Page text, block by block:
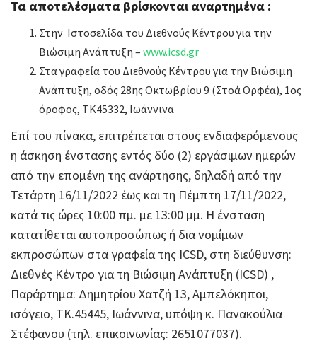
Τα αποτελέσματα βρίσκονται αναρτημένα :
Στην Ιστοσελίδα του Διεθνούς Κέντρου για την
Βιώσιμη Ανάπτυξη – www.icsd.gr
Στα γραφεία του Διεθνούς Κέντρου για την Βιώσιμη
Ανάπτυξη, οδός 28ης Οκτωβρίου 9 (Στοά Ορφέα), 1ος
όροφος, ΤΚ45332, Ιωάννινα
Επί του πίνακα, επιτρέπεται στους ενδιαφερόμενους
η άσκηση ένστασης εντός δύο (2) εργάσιμων ημερών
από την επομένη της ανάρτησης, δηλαδή από την
Τετάρτη 16/11/2022 έως και τη Πέμπτη 17/11/2022,
κατά τις ώρες 10:00 πμ. με 13:00 μμ. Η ένσταση
κατατίθεται αυτοπροσώπως ή δια νομίμων
εκπροσώπων στα γραφεία της ICSD, στη διεύθυνση:
Διεθνές Κέντρο για τη Βιώσιμη Ανάπτυξη (ICSD) ,
Παράρτημα: Δημητρίου Χατζή 13, Αμπελόκηποι,
ισόγειο, ΤΚ.45445, Ιωάννινα, υπόψη κ. Πανακούλια
Στέφανου (τηλ. επικοινωνίας: 2651077037).